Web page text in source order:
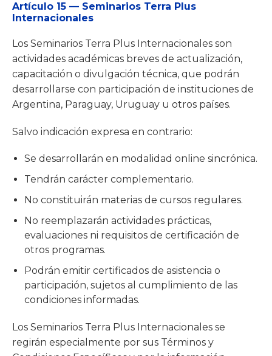
Artículo 15 — Seminarios Terra Plus
Internacionales
Los Seminarios Terra Plus Internacionales son
actividades académicas breves de actualización,
capacitación o divulgación técnica, que podrán
desarrollarse con participación de instituciones de
Argentina, Paraguay, Uruguay u otros países.
Salvo indicación expresa en contrario:
Se desarrollarán en modalidad online sincrónica.
Tendrán carácter complementario.
No constituirán materias de cursos regulares.
No reemplazarán actividades prácticas,
evaluaciones ni requisitos de certificación de
otros programas.
Podrán emitir certificados de asistencia o
participación, sujetos al cumplimiento de las
condiciones informadas.
Los Seminarios Terra Plus Internacionales se
regirán especialmente por sus Términos y